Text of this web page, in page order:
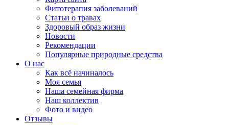
Фитотерапия заболеваний
Статьи о травах
Здоровый образ жизни
Новости
Рекомендации
Популярные природные средства
О нас
Как всё начиналось
Моя семья
Наша семейная фирма
Наш коллектив
Фото и видео
Отзывы